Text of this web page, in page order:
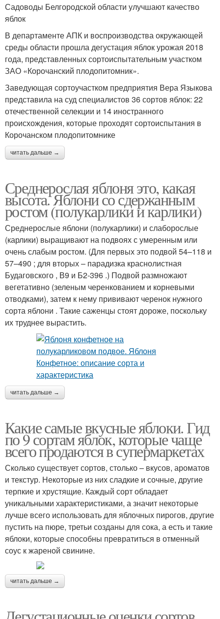
Садоводы Белгородской области улучшают качество
яблок
В департаменте АПК и воспроизводства окружающей
среды области прошла дегустация яблок урожая 2018
года, представленных сортоиспытательным участком
ЗАО «Корочанский плодопитомник».
Заведующая сортоучастком предприятия Вера Языкова
представила на суд специалистов 36 сортов яблок: 22
отечественной селекции и 14 иностранного
происхождения, которые проходят сортоиспытания в
Корочанском плодопитомнике
читать дальше →
Среднерослая яблоня это, какая
высота. Яблони со сдержанным
ростом (полукарлики и карлики)
Среднерослые яблони (полукарлики) и слаборослые
(карлики) выращивают на подвоях с умеренным или
очень слабым ростом. (Для первых это подвой 54–118 и
57–490 ; для вторых – парадизка краснолистная
Будаговского , В9 и Б2-396 .) Подвой размножают
вегетативно (зеленым черенкованием и корневыми
отводками), затем к нему прививают черенок нужного
сорта яблони . Такие саженцы стоят дороже, поскольку
их труднее вырастить.
читать дальше →
Какие самые вкусные яблоки. Гид
по 9 сортам яблок, которые чаще
всего продаются в супермаркетах
Сколько существует сортов, столько – вкусов, ароматов
и текстур. Некоторые из них сладкие и сочные, другие
терпкие и хрустящие. Каждый сорт обладает
уникальными характеристиками, а значит некоторые
лучше всего использовать для яблочных пирогов, другие
пустить на пюре, третьи созданы для сока, а есть и такие
яблоки, которые способны превратиться в отменный
соус к жареной свинине.
читать дальше →